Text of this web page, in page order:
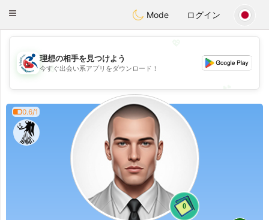
Handi Space
Toggle
Mode ログイン
💖
💕
理想の相手を見つけよう
今すぐ出会い系アプリをダウンロード！
0.6/1
0